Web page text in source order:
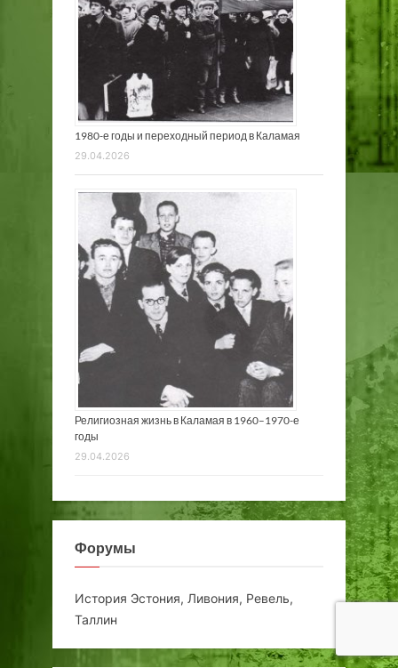
1980-е годы и переходный период в Каламая
29.04.2026
Религиозная жизнь в Каламая в 1960–1970-е
годы
29.04.2026
Форумы
История Эстония, Ливония, Ревель,
Таллин